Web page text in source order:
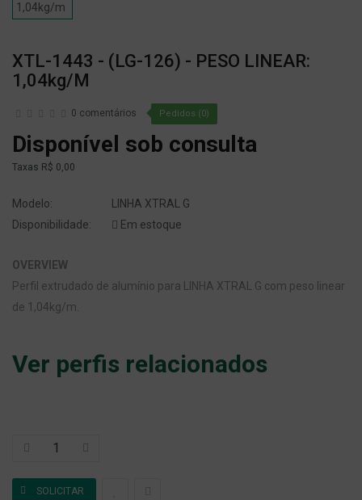
XTL-1443 - (LG-126) - PESO LINEAR:
1,04kg/m
0 comentários Pedidos (0)
Disponível sob consulta
Taxas R$ 0,00
Modelo:
LINHA XTRAL G
Disponibilidade:
Em estoque
OVERVIEW
Perfil extrudado de alumínio para LINHA XTRAL G com peso linear
de 1,04kg/m.
Ver perfis relacionados